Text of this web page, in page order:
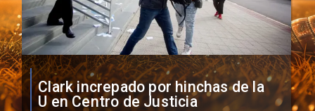
Vozinha firma contrato con Colo
Colo como nuevo arquero